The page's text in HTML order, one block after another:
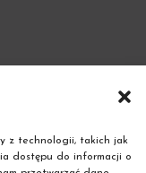
z technologii, takich jak
dostępu do informacji o